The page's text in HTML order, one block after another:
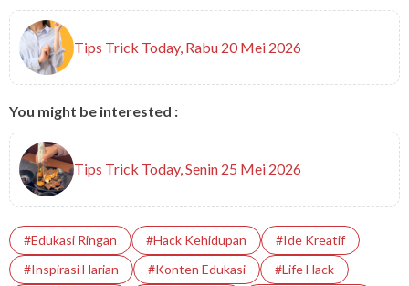
Tips Trick Today, Rabu 20 Mei 2026
You might be interested :
Tips Trick Today, Senin 25 Mei 2026
#Edukasi Ringan #Hack Kehidupan
#Ide Kreatif
#Inspirasi Harian
#Konten Edukasi
#Life Hack